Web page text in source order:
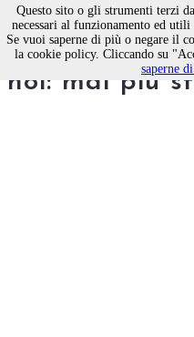
Quando i
noi: mai più
Questo sito o gli strumenti terzi
necessari al funzionamento ed
Se vuoi saperne di più o negare il
la cookie policy. Cliccando su
saperne